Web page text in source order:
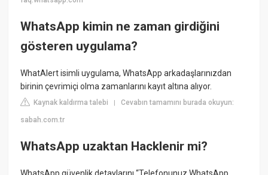
WhatsApp kimin ne zaman girdiğini
gösteren uygulama?
WhatAlert isimli uygulama, WhatsApp arkadaşlarınızdan
birinin çevrimiçi olma zamanlarını kayıt altına alıyor.
Kaynak kaldırma talebi |Cevabın tamamını burada okuyun:
sabah.com.tr
WhatsApp uzaktan Hacklenir mi?